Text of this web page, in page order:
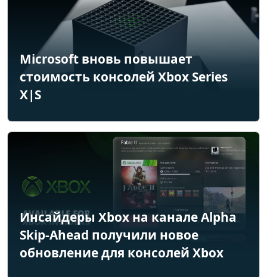
Microsoft вновь повышает
стоимость консолей Xbox Series
X|S
Инсайдеры Xbox на канале Alpha
Skip-Ahead получили новое
обновление для консолей Xbox